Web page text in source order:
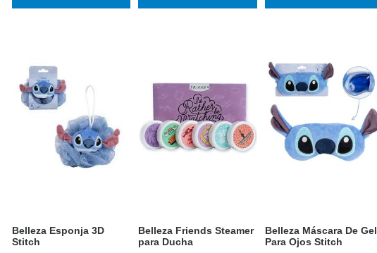
Belleza Esponja 3D
Stitch
Belleza Friends Steamer
para Ducha
Belleza Máscara De Gel
Para Ojos Stitch